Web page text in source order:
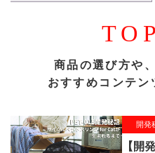
商品の選び方や
おすすめコンテン
開発
【開